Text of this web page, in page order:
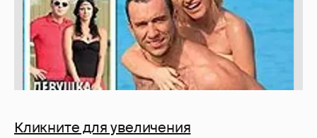
Кликните для увеличения